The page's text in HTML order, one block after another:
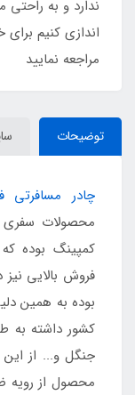
اندازی کنیم
مراجعه نمایید
توضیحات
چادر مسافرتی فنری
محصولات سفری
کمپینگ بوده
فروش بالایی
بوده به همین
کشور داشته به
جنگل و... از این
محصول از رویه